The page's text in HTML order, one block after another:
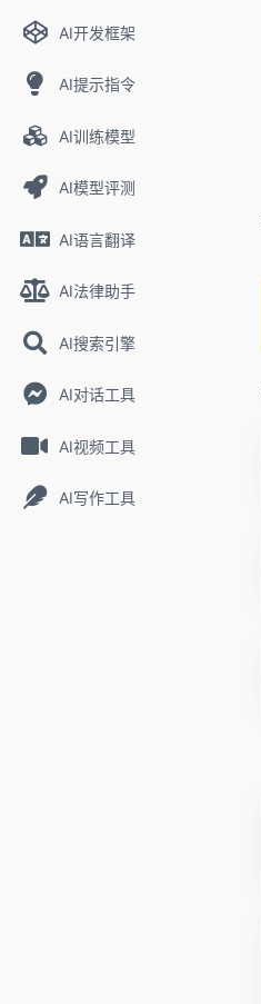
AI开发框架
AI提示指令
AI训练模型
AI模型评测
AI语言翻译
AI法律助手
AI搜索引擎
AI对话工具
AI视频工具
AI写作工具